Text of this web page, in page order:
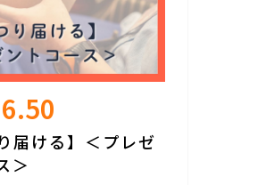
届ける】＜プレゼ
＞